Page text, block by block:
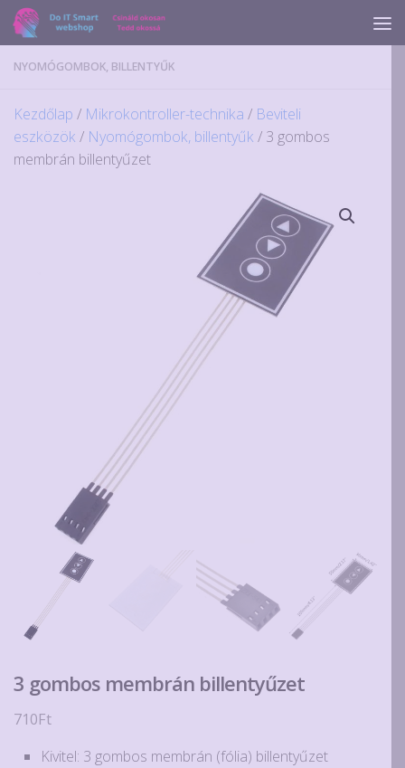
Skip to content
NYOMÓGOMBOK, BILLENTYŰK
Kezdőlap / Mikrokontroller-technika / Beviteli
eszközök / Nyomógombok, billentyűk / 3 gombos
membrán billentyűzet
3 gombos membrán billentyűzet
710Ft
Kivitel: 3 gombos membrán (fólia) billentyűzet